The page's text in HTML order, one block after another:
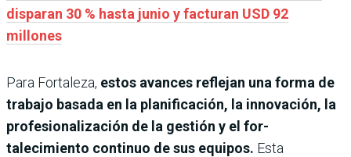
disparan 30 % hasta junio y facturan USD 92
millones
Para Fortaleza, estos avances reflejan una forma de
trabajo basada en la planificación, la innovación, la
profesionali­zación de la gestión y el for­
talecimiento continuo de sus equipos. Esta